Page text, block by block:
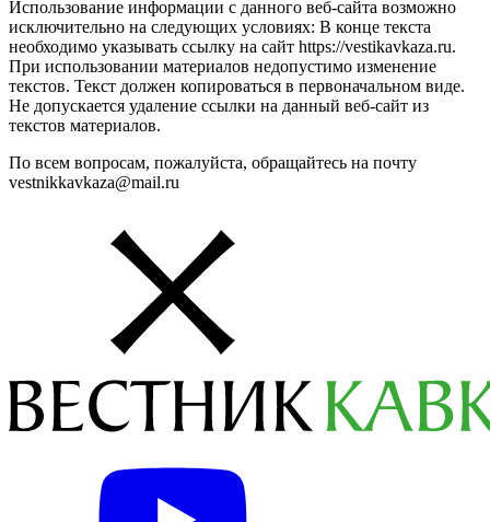
Использование информации с данного веб-сайта возможно
исключительно на следующих условиях: В конце текста
необходимо указывать ссылку на сайт https://vestikavkaza.ru.
При использовании материалов недопустимо изменение
текстов. Текст должен копироваться в первоначальном виде.
Не допускается удаление ссылки на данный веб-сайт из
текстов материалов.
По всем вопросам, пожалуйста, обращайтесь на почту
vestnikkavkaza@mail.ru